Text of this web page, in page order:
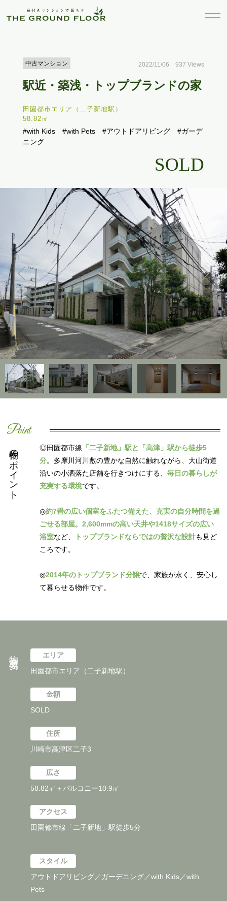
中古マンション 2022/11/06 937 Views
駅近・築浅・トップブランドの家
田園都市エリア（二子新地駅）
58.82㎡
#with Kids #with Pets #アウトドアリビング
#ガーデ
ニング
SOLD
Point
物件のポイント ◎田園都市線 「二子新地」駅と「高津」駅から徒歩5
分。多摩川河川敷の豊かな自然に触れながら、大山街道
沿いの小洒落た店舗を行きつけにする、 毎日の暮らしが
充実する環境です。
◎約7畳の広い個室をふたつ備えた、充実の自分時間を過
ごせる部屋。 2,600mmの高い天井や1418サイズの広い
浴室など、 トップブランドならではの贅沢な設計も見ど
ころです。
◎2014年のトップブランド分譲で、家族が永く、安心し
て暮らせる物件です。
エリア
田園都市エリア（二子新地駅）
金額
SOLD
住所
川崎市高津区二子3
広さ
58.82㎡＋バルコニー10.9㎡
アクセス
田園都市線「二子新地」駅徒歩5分
スタイル
アウトドアリビング／ガーデニング／with Kids／with
Pets